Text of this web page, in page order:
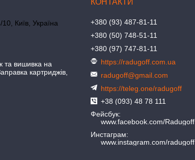
Київ, Україна
та вишивка на
картриджів,
+380 (93) 487-81-11
+380 (50) 748-51-11
+380 (97) 747-81-11
https://radugoff.com.ua
radugoff@gmail.com
https://teleg.one/radugoff
+38 (093) 48 78 111
Фейсбук
www.facebook.com/Radugoff
Инстаграм
www.instagram.com/radugoff